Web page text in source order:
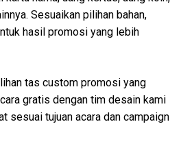
Sesuaikan pilihan bahan,
hasil promosi yang lebih
tas custom promosi yang
gratis dengan tim desain kami
sesuai tujuan acara dan campaign